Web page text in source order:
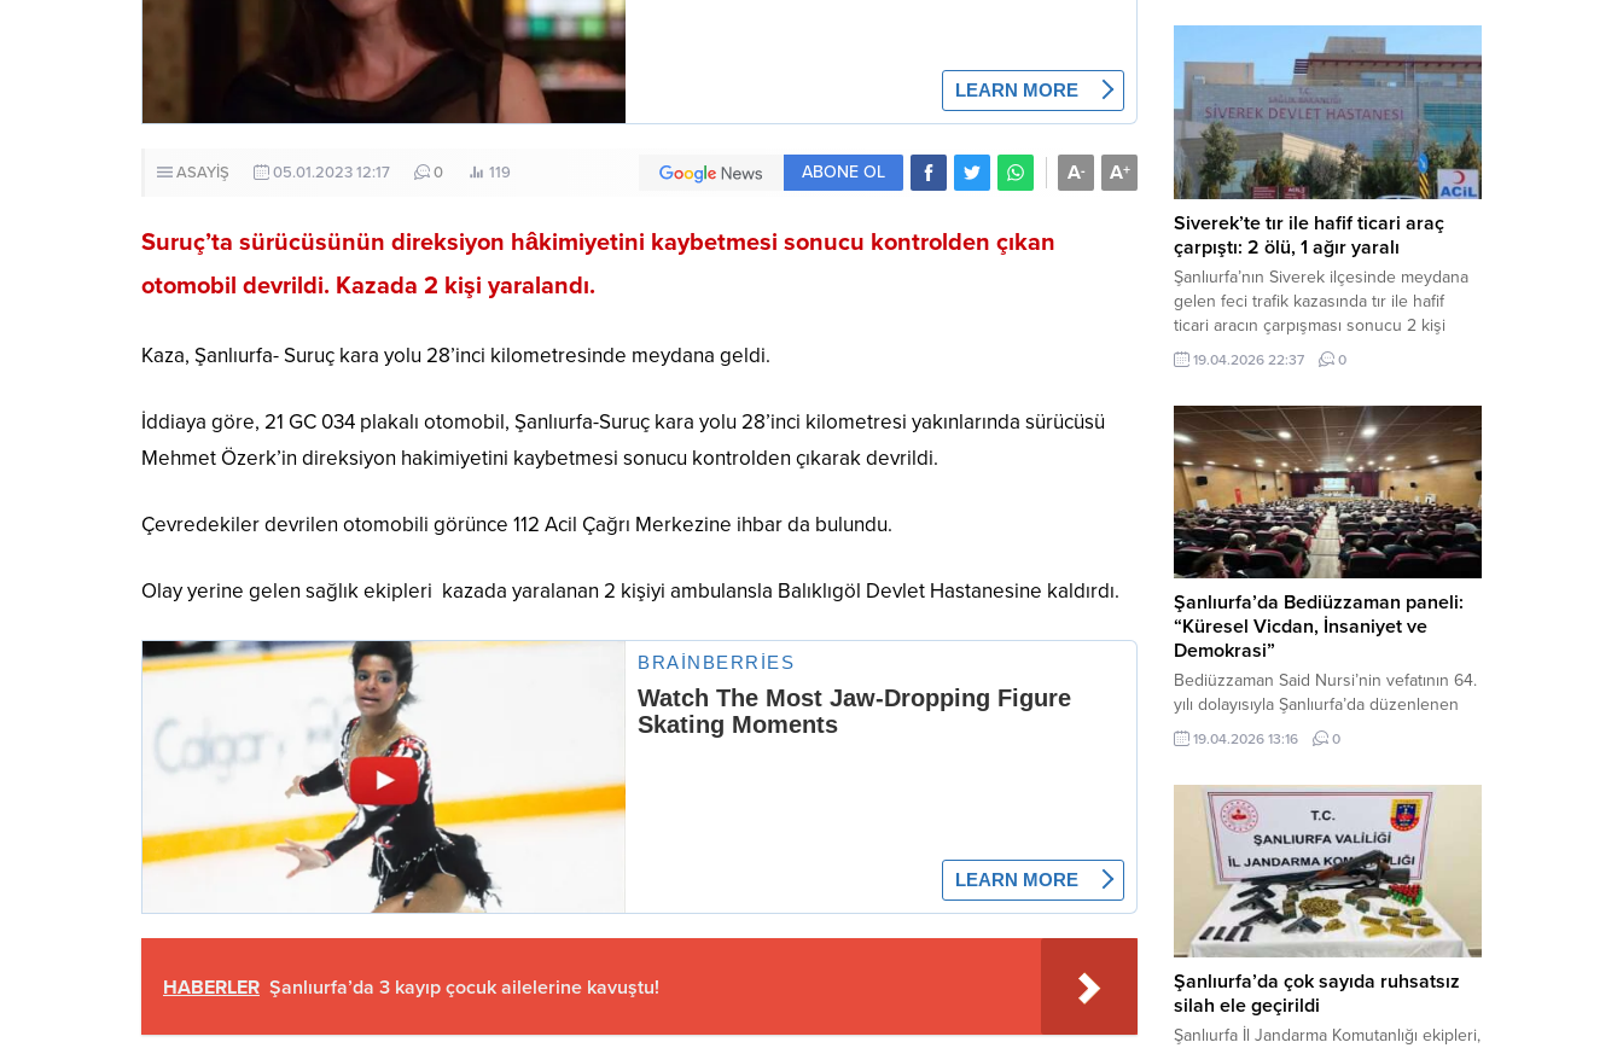
ASAYİŞ 05.01.2023 12:17 0 119 A+
A-
ABONE OL
Suruç’ta sürücüsünün direksiyon hâkimiyetini kaybetmesi sonucu kontrolden çıkan
otomobil devrildi. Kazada 2 kişi yaralandı.
Kaza, Şanlıurfa- Suruç kara yolu 28’inci kilometresinde meydana geldi.
İddiaya göre, 21 GC 034 plakalı otomobil, Şanlıurfa-Suruç kara yolu 28’inci kilometresi yakınlarında sürücüsü
Mehmet Özerk’in direksiyon hakimiyetini kaybetmesi sonucu kontrolden çıkarak devrildi.
Çevredekiler devrilen otomobili görünce 112 Acil Çağrı Merkezine ihbar da bulundu.
Olay yerine gelen sağlık ekipleri kazada yaralanan 2 kişiyi ambulansla Balıklıgöl Devlet Hastanesine kaldırdı.
HABERLER Şanlıurfa’da 3 kayıp çocuk ailelerine kavuştu!
teslim edildi. Haber Merkezi – Şanlıurfa
Valiliği İl Basın ve Halkla İlişkiler
Müdürlüğü tarafından yapılan açıklamaya
göre; İl...
Siverek’te tır ile hafif ticari araç
çarpıştı: 2 ölü, 1 ağır yaralı
Şanlıurfa’nın Siverek ilçesinde meydana
gelen feci trafik kazasında tır ile hafif
ticari aracın çarpışması sonucu 2 kişi
yaşamını yitirdi, 1 kişi ise ağır yaralandı.
Haber Merkezi – Siverek-Adıyaman kara
çarpışması sonucu meydana gelen
kazada can pazarı yaşandı. Kafa Kafaya
Çarpıştılar Edinilen bilgilere göre,
Hüseyin Çelik (29)...
19.04.2026 22:37 0
Şanlıurfa’da Bediüzzaman paneli:
“Küresel Vicdan, İnsaniyet ve
Demokrasi”
Bediüzzaman Said Nursi’nin vefatının 64.
yılı dolayısıyla Şanlıurfa’da düzenlenen
panelde, günümüzün manevi ve
toplumsal sorunlarına Risale-i Nur
Necmettin Cevheri Kültür Merkezi’nde
gerçekleştirilen “Küresel Vicdan,
İnsaniyet ve Demokrasi” başlıklı panel,
hürriyet, adalet ve hukuk vurgularıyla
yoğun katılıma sahne oldu. Haber
Merkezi – Bediüzzaman Eğitim Kültür ve
Sanat...
19.04.2026 13:16 0
Şanlıurfa’da çok sayıda ruhsatsız
silah ele geçirildi
Şanlıurfa İl Jandarma Komutanlığı ekipleri,